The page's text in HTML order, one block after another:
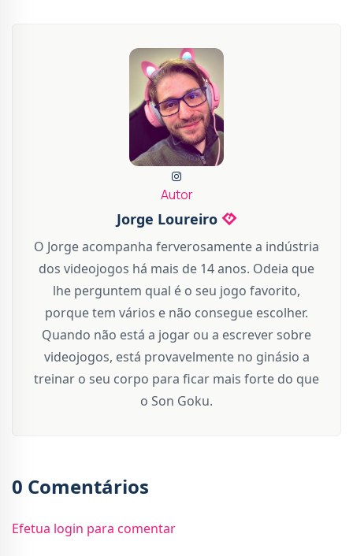
Autor
Jorge Loureiro
O Jorge acompanha ferverosamente a indústria
dos videojogos há mais de 14 anos. Odeia que
lhe perguntem qual é o seu jogo favorito,
porque tem vários e não consegue escolher.
Quando não está a jogar ou a escrever sobre
videojogos, está provavelmente no ginásio a
treinar o seu corpo para ficar mais forte do que
o Son Goku.
0 Comentários
Efetua login para comentar